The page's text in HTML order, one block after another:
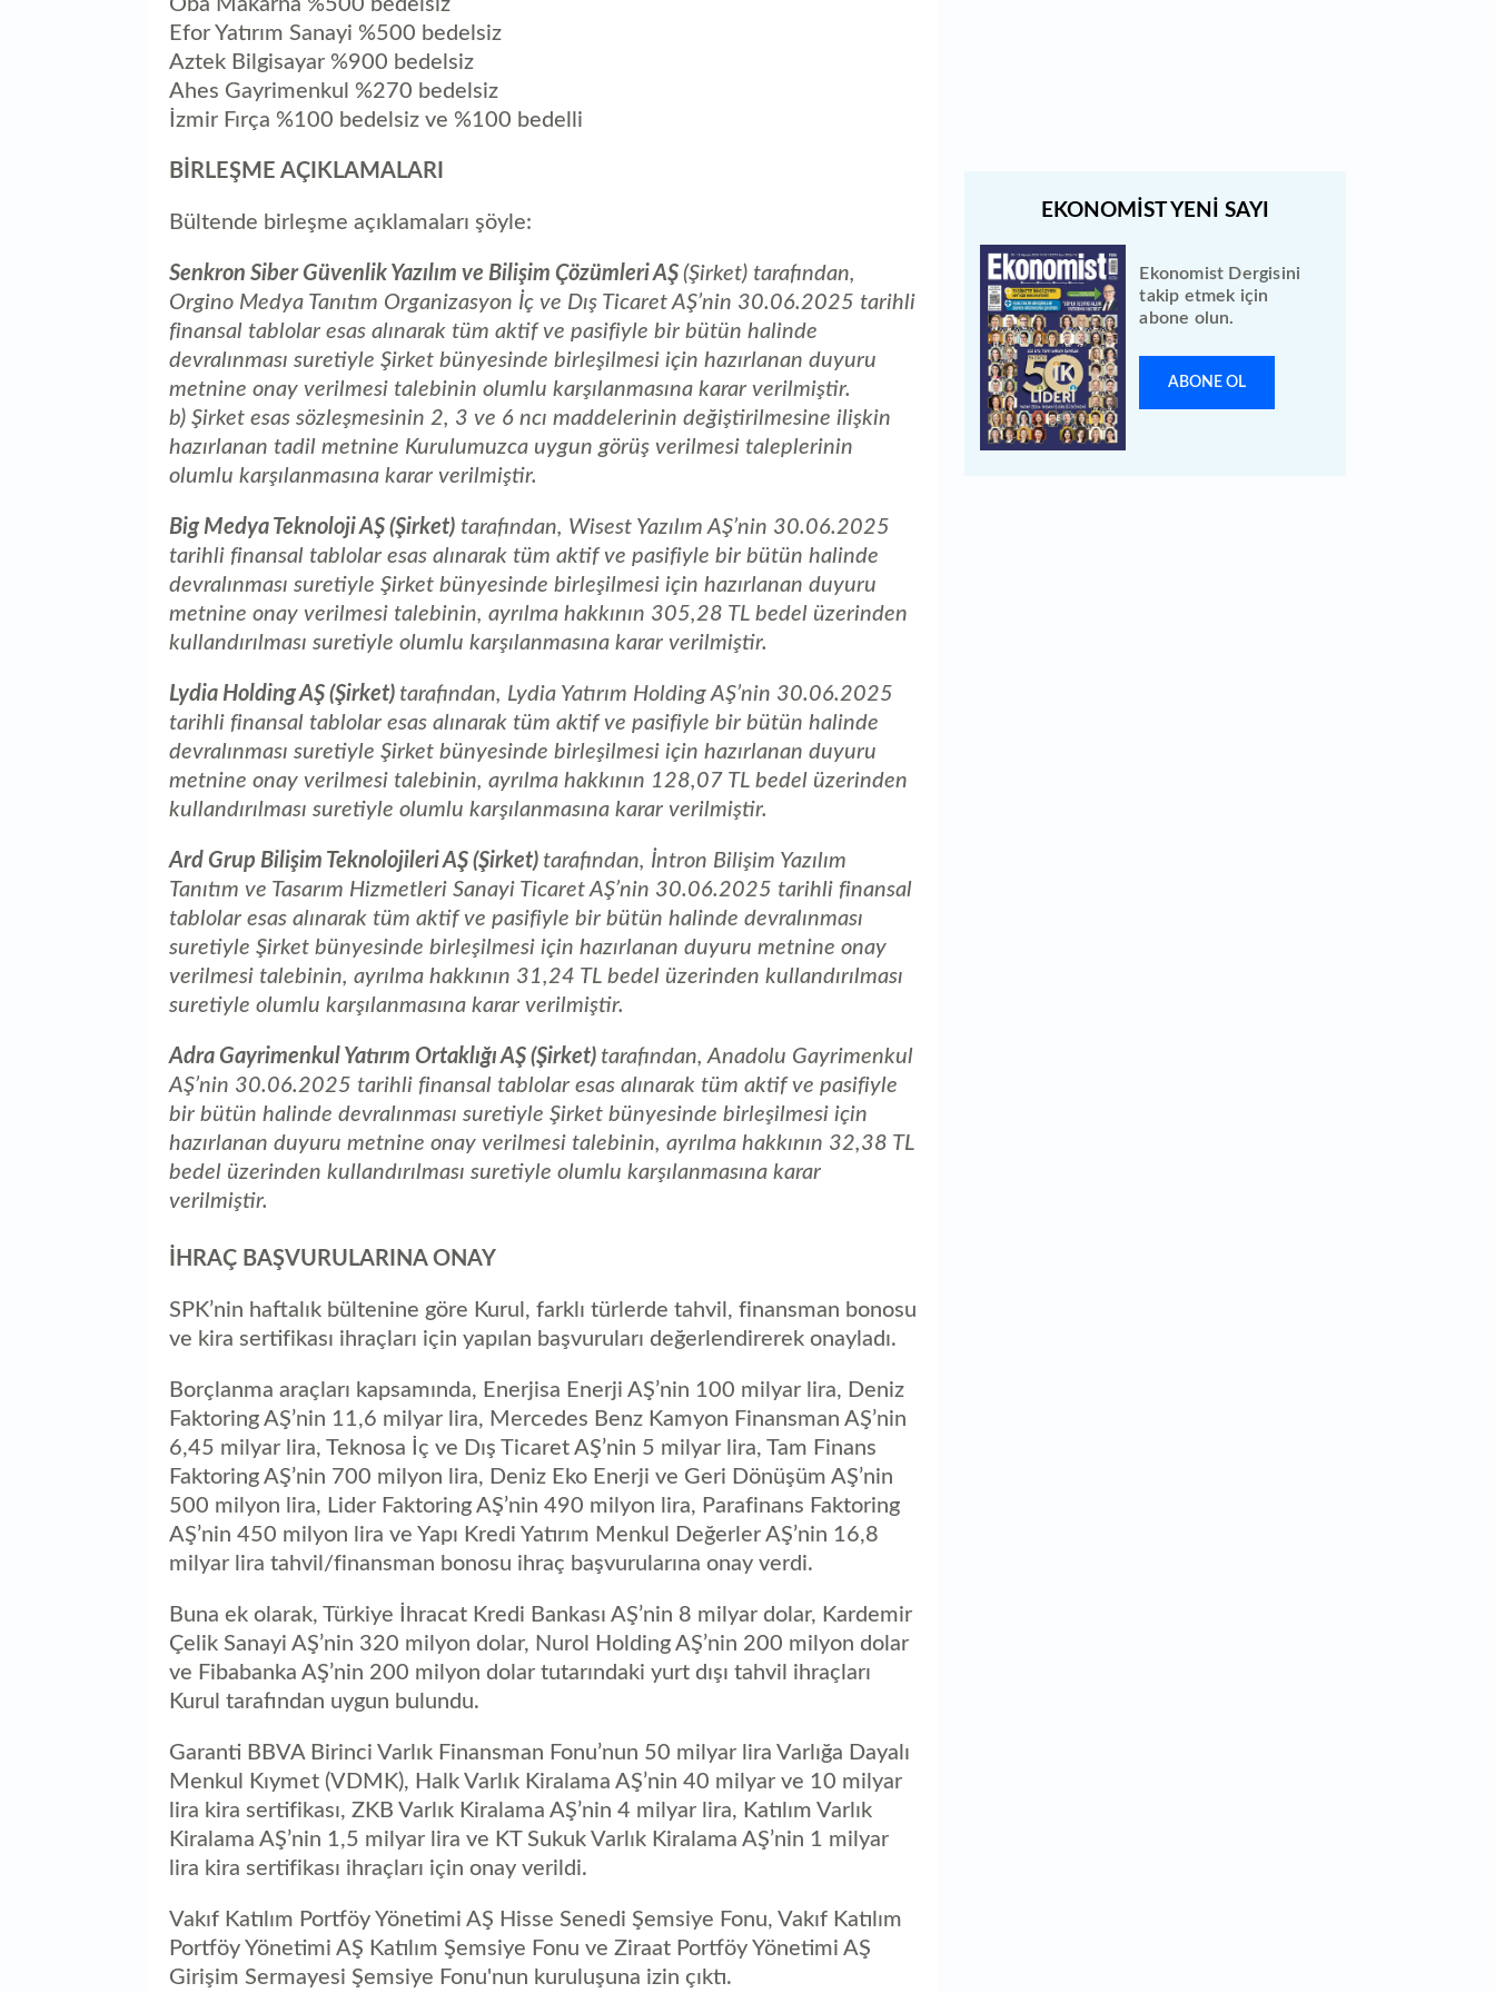
Oba Makarna %500 bedelsiz
Efor Yatırım Sanayi %500 bedelsiz
Aztek Bilgisayar %900 bedelsiz
Ahes Gayrimenkul %270 bedelsiz
İzmir Fırça %100 bedelsiz ve %100 bedelli
BİRLEŞME AÇIKLAMALARI
Bültende birleşme açıklamaları şöyle:
Senkron Siber Güvenlik Yazılım ve Bilişim Çözümleri AŞ (Şirket) tarafından,
Orgino Medya Tanıtım Organizasyon İç ve Dış Ticaret AŞ’nin 30.06.2025 tarihli
finansal tablolar esas alınarak tüm aktif ve pasifiyle bir bütün halinde
devralınması suretiyle Şirket bünyesinde birleşilmesi için hazırlanan duyuru
metnine onay verilmesi talebinin olumlu karşılanmasına karar verilmiştir.
b) Şirket esas sözleşmesinin 2, 3 ve 6 ncı maddelerinin değiştirilmesine ilişkin
hazırlanan tadil metnine Kurulumuzca uygun görüş verilmesi taleplerinin
olumlu karşılanmasına karar verilmiştir.
Big Medya Teknoloji AŞ (Şirket) tarafından, Wisest Yazılım AŞ’nin 30.06.2025
tarihli finansal tablolar esas alınarak tüm aktif ve pasifiyle bir bütün halinde
devralınması suretiyle Şirket bünyesinde birleşilmesi için hazırlanan duyuru
metnine onay verilmesi talebinin, ayrılma hakkının 305,28 TL bedel üzerinden
kullandırılması suretiyle olumlu karşılanmasına karar verilmiştir.
Lydia Holding AŞ (Şirket) tarafından, Lydia Yatırım Holding AŞ’nin 30.06.2025
tarihli finansal tablolar esas alınarak tüm aktif ve pasifiyle bir bütün halinde
devralınması suretiyle Şirket bünyesinde birleşilmesi için hazırlanan duyuru
metnine onay verilmesi talebinin, ayrılma hakkının 128,07 TL bedel üzerinden
kullandırılması suretiyle olumlu karşılanmasına karar verilmiştir.
Ard Grup Bilişim Teknolojileri AŞ (Şirket) tarafından, İntron Bilişim Yazılım
Tanıtım ve Tasarım Hizmetleri Sanayi Ticaret AŞ’nin 30.06.2025 tarihli finansal
tablolar esas alınarak tüm aktif ve pasifiyle bir bütün halinde devralınması
suretiyle Şirket bünyesinde birleşilmesi için hazırlanan duyuru metnine onay
verilmesi talebinin, ayrılma hakkının 31,24 TL bedel üzerinden kullandırılması
suretiyle olumlu karşılanmasına karar verilmiştir.
Adra Gayrimenkul Yatırım Ortaklığı AŞ (Şirket) tarafından, Anadolu Gayrimenkul
AŞ’nin 30.06.2025 tarihli finansal tablolar esas alınarak tüm aktif ve pasifiyle
bir bütün halinde devralınması suretiyle Şirket bünyesinde birleşilmesi için
hazırlanan duyuru metnine onay verilmesi talebinin, ayrılma hakkının 32,38 TL
bedel üzerinden kullandırılması suretiyle olumlu karşılanmasına karar
verilmiştir.
İHRAÇ BAŞVURULARINA ONAY
SPK’nin haftalık bültenine göre Kurul, farklı türlerde tahvil, finansman bonosu
ve kira sertifikası ihraçları için yapılan başvuruları değerlendirerek onayladı.
Borçlanma araçları kapsamında, Enerjisa Enerji AŞ’nin 100 milyar lira, Deniz
Faktoring AŞ’nin 11,6 milyar lira, Mercedes Benz Kamyon Finansman AŞ’nin
6,45 milyar lira, Teknosa İç ve Dış Ticaret AŞ’nin 5 milyar lira, Tam Finans
Faktoring AŞ’nin 700 milyon lira, Deniz Eko Enerji ve Geri Dönüşüm AŞ’nin
500 milyon lira, Lider Faktoring AŞ’nin 490 milyon lira, Parafinans Faktoring
AŞ’nin 450 milyon lira ve Yapı Kredi Yatırım Menkul Değerler AŞ’nin 16,8
milyar lira tahvil/finansman bonosu ihraç başvurularına onay verdi.
Buna ek olarak, Türkiye İhracat Kredi Bankası AŞ’nin 8 milyar dolar, Kardemir
Çelik Sanayi AŞ’nin 320 milyon dolar, Nurol Holding AŞ’nin 200 milyon dolar
ve Fibabanka AŞ’nin 200 milyon dolar tutarındaki yurt dışı tahvil ihraçları
Kurul tarafından uygun bulundu.
Garanti BBVA Birinci Varlık Finansman Fonu’nun 50 milyar lira Varlığa Dayalı
Menkul Kıymet (VDMK), Halk Varlık Kiralama AŞ’nin 40 milyar ve 10 milyar
lira kira sertifikası, ZKB Varlık Kiralama AŞ’nin 4 milyar lira, Katılım Varlık
Kiralama AŞ’nin 1,5 milyar lira ve KT Sukuk Varlık Kiralama AŞ’nin 1 milyar
lira kira sertifikası ihraçları için onay verildi.
Vakıf Katılım Portföy Yönetimi AŞ Hisse Senedi Şemsiye Fonu, Vakıf Katılım
Portföy Yönetimi AŞ Katılım Şemsiye Fonu ve Ziraat Portföy Yönetimi AŞ
Girişim Sermayesi Şemsiye Fonu'nun kuruluşuna izin çıktı.
Ekonomist Dergisini
takip etmek için
abone olun.
ABONE OL